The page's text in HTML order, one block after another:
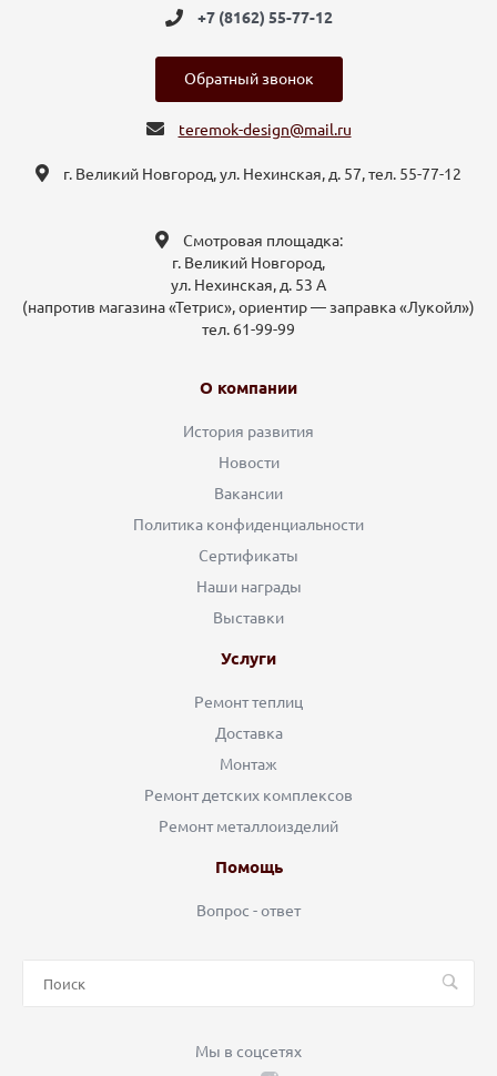
+7 (8162) 55-77-12
Обратный звонок
teremok-design@mail.ru
г. Великий Новгород, ул. Нехинская, д. 57, тел. 55-77-12
Смотровая площадка:
г. Великий Новгород,
ул. Нехинская, д. 53 А
(напротив магазина «Тетрис», ориентир — заправка «Лукойл»)
тел. 61-99-99
О компании
История развития
Новости
Вакансии
Политика конфиденциальности
Сертификаты
Наши награды
Выставки
Услуги
Ремонт теплиц
Доставка
Монтаж
Ремонт детских комплексов
Ремонт металлоизделий
Помощь
Вопрос - ответ
Мы в соцсетях